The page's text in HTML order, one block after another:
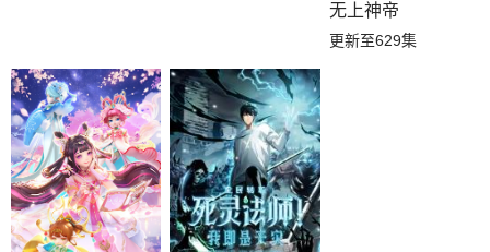
无上神帝
更新至629集